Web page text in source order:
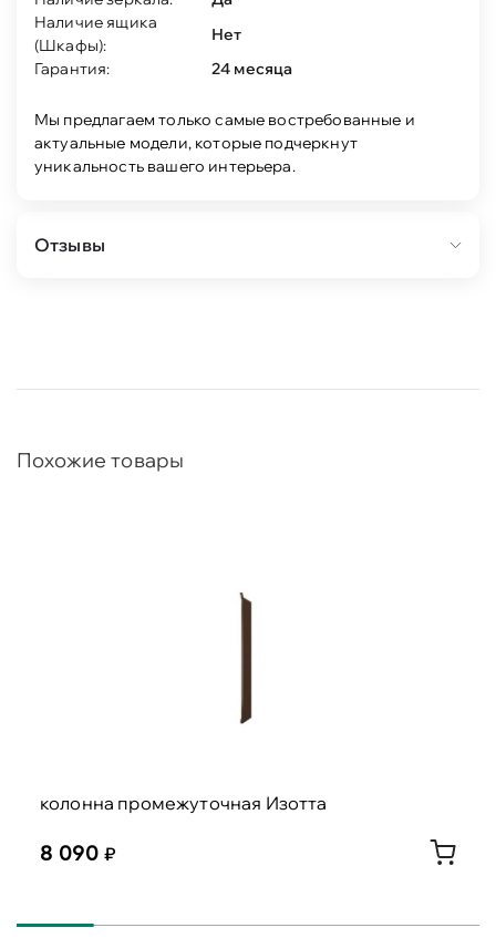
Наличие ящика
(Шкафы):
Нет
Гарантия:
24 месяца
Мы предлагаем только самые востребованные и
актуальные модели, которые подчеркнут
уникальность вашего интерьера.
Отзывы
Похожие товары
колонна промежуточная Изотта
8 090